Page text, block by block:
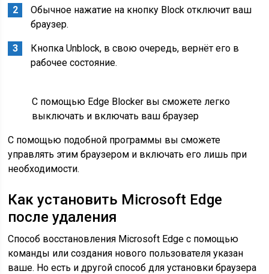
Обычное нажатие на кнопку Block отключит ваш
браузер.
Кнопка Unblock, в свою очередь, вернёт его в
рабочее состояние.
С помощью Edge Blocker вы сможете легко
выключать и включать ваш браузер
С помощью подобной программы вы сможете
управлять этим браузером и включать его лишь при
необходимости.
Как установить Microsoft Edge
после удаления
Способ восстановления Microsoft Edge с помощью
команды или создания нового пользователя указан
ваше. Но есть и другой способ для установки браузера